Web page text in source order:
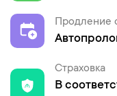
Продление
Cтраховка
В